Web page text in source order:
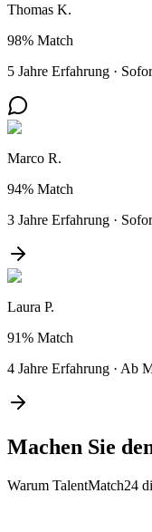
Thomas K.
98% Match
5 Jahre Erfahrung ·
Marco R.
94% Match
3 Jahre Erfahrung ·
Laura P.
91% Match
4 Jahre Erfahrung · Ab
Machen Sie
Warum TalentMatch24